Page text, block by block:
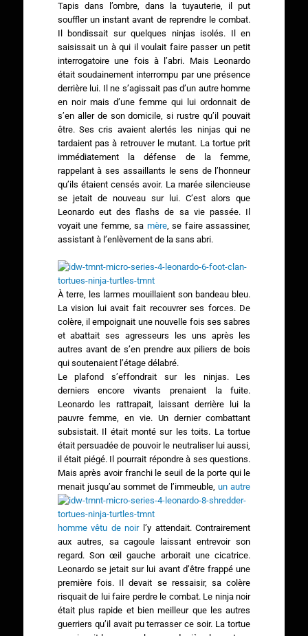
Tapis dans l’ombre, dans la tuyauterie, il put
souffler un instant avant de reprendre le combat.
Il bondissait sur quelques ninjas isolés. Il en
saisissait un à qui il voulait faire passer un petit
interrogatoire une fois à l’abri. Mais Leonardo
était soudainement interrompu par une présence
derrière lui. Il ne s’agissait pas d’un autre homme
en noir mais d’une femme qui lui ordonnait de
s’en aller de son domicile, si rustre qu’il pouvait
être. Ses cris avaient alertés les ninjas qui ne
tardaient pas à retrouver le mutant. La tortue prit
immédiatement la défense de la femme,
rappelant à ses assaillants le sens de l’honneur
qu’ils étaient censés avoir. La marée silencieuse
se jetait de nouveau sur lui. C’est alors que
Leonardo eut des flashs de sa vie passée. Il
voyait une femme, sa mère, se faire assassiner,
assistant à l’enlèvement de la sans abri.
À terre, les larmes mouillaient son bandeau bleu.
La vision lui avait fait recouvrer ses forces. De
colère, il empoignait une nouvelle fois ses sabres
et abattait ses agresseurs les uns après les
autres avant de s’en prendre aux piliers de bois
qui soutenaient l’étage délabré.
Le plafond s’effondrait sur les ninjas. Les
derniers encore vivants prenaient la fuite.
Leonardo les rattrapait, laissant derrière lui la
pauvre femme, en vie. Un dernier combattant
subsistait. Il était monté sur les toits. La tortue
était persuadée de pouvoir le neutraliser lui aussi,
il était piégé. Il pourrait répondre à ses questions.
Mais après avoir franchi le seuil de la porte qui le
menait jusqu’au sommet de l’immeuble,un autre
homme vêtu de noirl’y attendait. Contrairement
aux autres, sa cagoule laissant entrevoir son
regard. Son œil gauche arborait une cicatrice.
Leonardo se jetait sur lui avant d’être frappé une
première fois. Il devait se ressaisir, sa colère
risquait de lui faire perdre le combat. Le ninja noir
était plus rapide et bien meilleur que les autres
guerriers qu’il avait pu terrasser ce soir. La tortue